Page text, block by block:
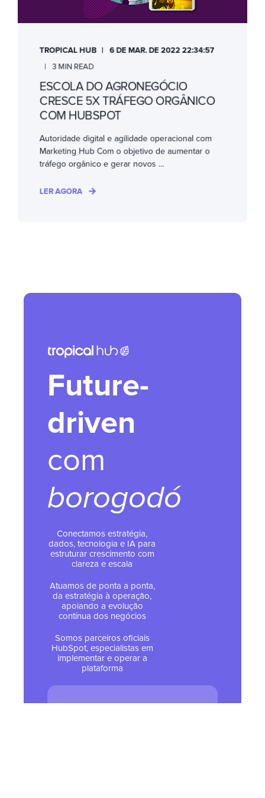
TROPICAL HUB
6 DE MAR. DE 2022 22:34:57
3 MIN READ
ESCOLA DO AGRONEGÓCIO
CRESCE 5X TRÁFEGO ORGÂNICO
COM HUBSPOT
Autoridade digital e agilidade operacional com
Marketing Hub Com o objetivo de aumentar o
tráfego orgânico e gerar novos ...
LER AGORA
Future-
driven
com
borogodó
Conectamos estratégia,
dados, tecnologia e IA para
estruturar crescimento com
clareza e escala
Atuamos de ponta a ponta,
da estratégia à operação,
apoiando a evolução
contínua dos negócios
Somos parceiros oficiais
HubSpot, especialistas em
implementar e operar a
plataforma